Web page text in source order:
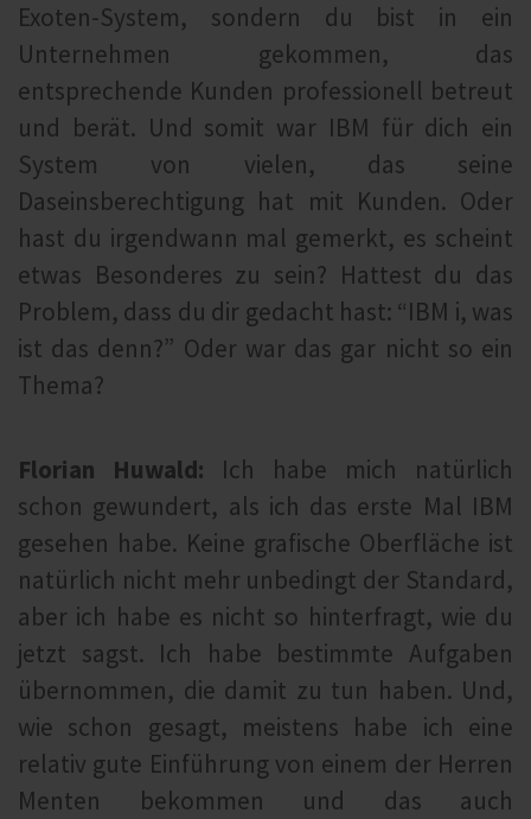
Exoten-System, sondern du bist in ein
Unternehmen gekommen, das
entsprechende Kunden professionell betreut
und berät. Und somit war IBM für dich ein
System von vielen, das seine
Daseinsberechtigung hat mit Kunden. Oder
hast du irgendwann mal gemerkt, es scheint
etwas Besonderes zu sein? Hattest du das
Problem, dass du dir gedacht hast: “IBM i, was
ist das denn?” Oder war das gar nicht so ein
Thema?
Florian Huwald: Ich habe mich natürlich
schon gewundert, als ich das erste Mal IBM
gesehen habe. Keine grafische Oberfläche ist
natürlich nicht mehr unbedingt der Standard,
aber ich habe es nicht so hinterfragt, wie du
jetzt sagst. Ich habe bestimmte Aufgaben
übernommen, die damit zu tun haben. Und,
wie schon gesagt, meistens habe ich eine
relativ gute Einführung von einem der Herren
Menten bekommen und das auch